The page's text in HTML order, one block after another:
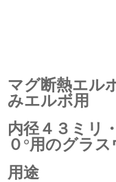
マグ断熱エ
みエルボ用
内径４３ミリ
０°用のグラ
用途